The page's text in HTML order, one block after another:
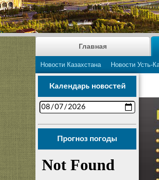
Главная
Новости Казахстана Новости Усть-
Календарь новостей
Прогноз погоды